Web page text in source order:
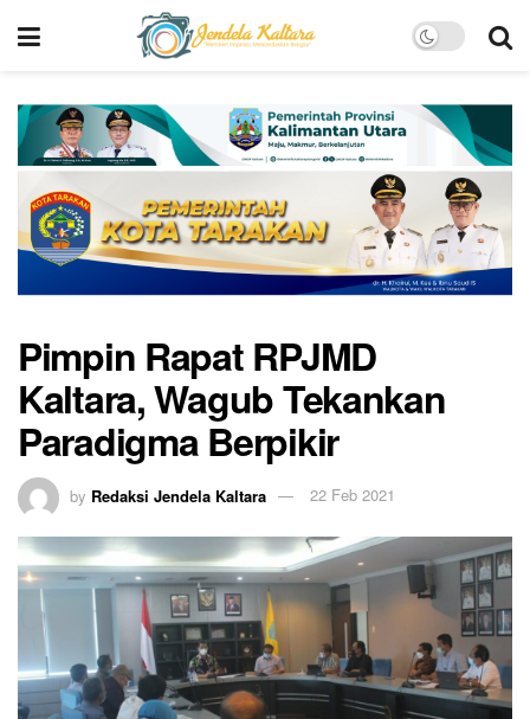
Pimpin Rapat RPJMD
Kaltara, Wagub Tekankan
Paradigma Berpikir
by Redaksi Jendela Kaltara 22 Feb 2021